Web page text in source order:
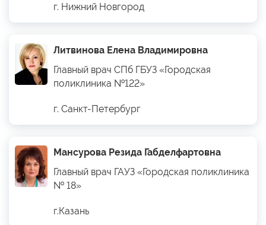
г. Нижний Новгород
Литвинова Елена Владимировна
Главный врач СПб ГБУЗ «Городская
поликлиника №122»
г. Санкт-Петербург
Мансурова Резида Габделфартовна
Главный врач ГАУЗ «Городская поликлиника
№ 18»
г.Казань